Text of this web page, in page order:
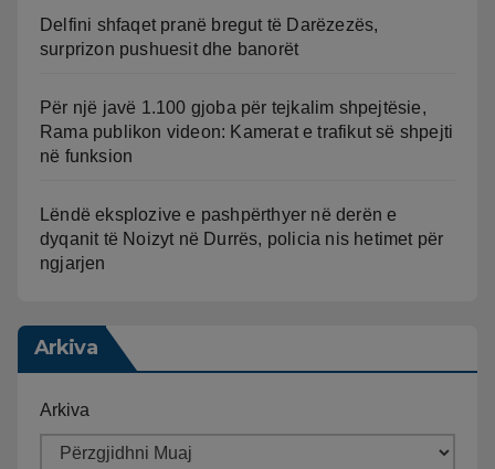
Delfini shfaqet pranë bregut të Darëzezës,
surprizon pushuesit dhe banorët
Për një javë 1.100 gjoba për tejkalim shpejtësie,
Rama publikon videon: Kamerat e trafikut së shpejti
në funksion
Lëndë eksplozive e pashpërthyer në derën e
dyqanit të Noizyt në Durrës, policia nis hetimet për
ngjarjen
Arkiva
Arkiva